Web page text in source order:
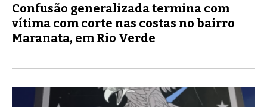
Confusão generalizada termina com
vítima com corte nas costas no bairro
Maranata, em Rio Verde